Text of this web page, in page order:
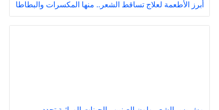
أبرز الأطعمة لعلاج تساقط الشعر.. منها المكسرات والبطاطا